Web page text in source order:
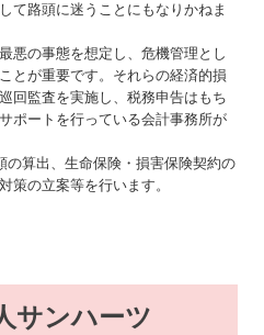
て路頭に迷うことにもなりかねま
悪の事態を想定し、危機管理とし
とが重要です。それらの経済的損
回監査を実施し、税務申告はもち
ポートを行っている会計事務所が
の算出、生命保険・損害保険契約の
策の立案等を行います。
サンハーツ